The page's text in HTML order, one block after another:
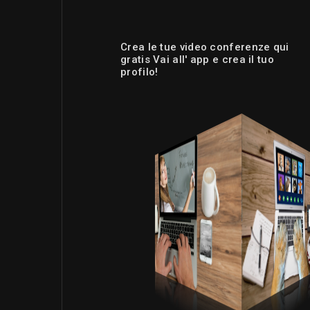
Crea le tue video conferenze qui
gratis Vai all' app e crea il tuo
profilo!